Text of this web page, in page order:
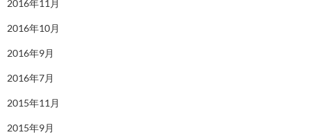
2016年11月
2016年10月
2016年9月
2016年7月
2015年11月
2015年9月